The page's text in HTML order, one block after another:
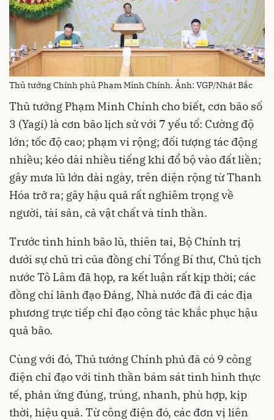
Thủ tướng Chính phủ Phạm Minh Chính. Ảnh: VGP/Nhật Bắc
Thủ tướng Phạm Minh Chính cho biết, cơn bão số
3 (Yagi) là cơn bão lịch sử với 7 yếu tố: Cường độ
lớn; tốc độ cao; phạm vi rộng; đối tượng tác động
nhiều; kéo dài nhiều tiếng khi đổ bộ vào đất liền;
gây mưa lũ lớn dài ngày, trên diện rộng từ Thanh
Hóa trở ra; gây hậu quả rất nghiêm trọng về
người, tài sản, cả vật chất và tinh thần.
Trước tình hình bão lũ, thiên tai, Bộ Chính trị
dưới sự chủ trì của đồng chí Tổng Bí thư, Chủ tịch
nước Tô Lâm đã họp, ra kết luận rất kịp thời; các
đồng chí lãnh đạo Đảng, Nhà nước đã đi các địa
phương trực tiếp chỉ đạo công tác khắc phục hậu
quả bão.
Cùng với đó, Thủ tướng Chính phủ đã có 9 công
điện chỉ đạo với tinh thần bám sát tình hình thực
tế, phản ứng đúng, trúng, nhanh, phù hợp, kịp
thời, hiệu quả. Từ công điện đó, các đơn vị liên